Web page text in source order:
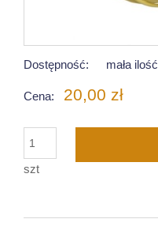
Dostępność: mała ilość
Cena: 20,00 zł
szt